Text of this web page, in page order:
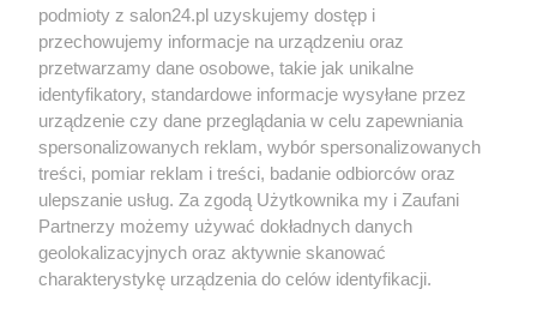
Społeczeństwo
Kultura
X Facebook Instagram Youtube
podmioty z salon24.pl uzyskujemy dostęp i
przechowujemy informacje na urządzeniu oraz
przetwarzamy dane osobowe, takie jak unikalne
identyfikatory, standardowe informacje wysyłane przez
urządzenie czy dane przeglądania w celu zapewniania
spersonalizowanych reklam, wybór spersonalizowanych
treści, pomiar reklam i treści, badanie odbiorców oraz
ulepszanie usług. Za zgodą Użytkownika my i Zaufani
Partnerzy możemy używać dokładnych danych
geolokalizacyjnych oraz aktywnie skanować
charakterystykę urządzenia do celów identyfikacji.